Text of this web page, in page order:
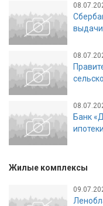
выдачи
Банк
ипотеки
Жилые комплексы